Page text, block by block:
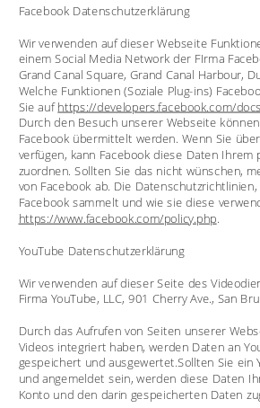
Facebook Datenschutzerklärung
Wir verwenden auf dieser Webseite
einem Social Media Network der FIrma
Grand Canal Square, Grand Canal Harbour,
Welche Funktionen (Soziale Plug-ins)
Sie auf https://developers.facebook.com/
Durch den Besuch unserer Webseite
Facebook übermittelt werden. Wenn Sie
verfügen, kann Facebook diese Daten Ihrem
zuordnen. Sollten Sie das nicht wünschen,
von Facebook ab. Die
Facebook sammelt und wie sie diese
https://www.facebook.com/policy.php.
YouTube Datenschutzerklärung
Wir verwenden auf dieser Seite des
Firma YouTube, LLC, 901 Cherry Ave., San
Durch das Aufrufen von Seiten unserer
Videos integriert haben, werden Daten an
gespeichert und ausgewertet.Sollten Sie ein
und angemeldet sein, werden diese Daten
Konto und den darin gespeicherten Daten